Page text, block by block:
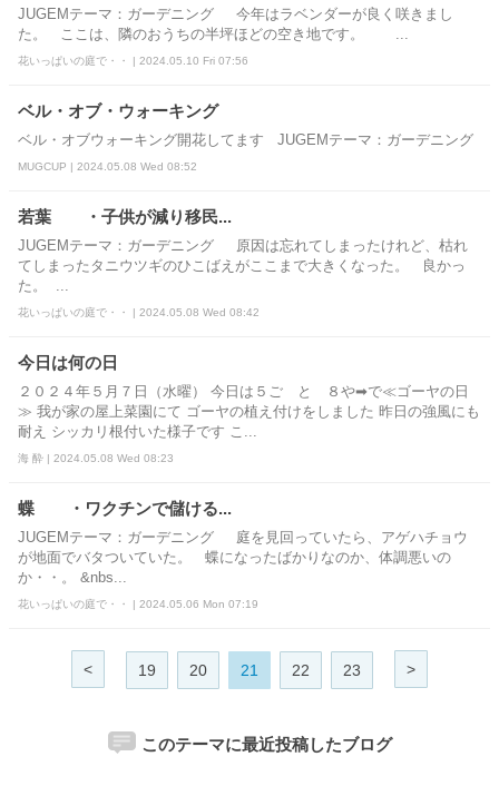
JUGEMテーマ：ガーデニング 今年はラベンダーが良く咲きまし
た。 ここは、隣のおうちの半坪ほどの空き地です。 ...
花いっぱいの庭で・・ | 2024.05.10 Fri 07:56
ベル・オブ・ウォーキング
ベル・オブウォーキング開花してます JUGEMテーマ：ガーデニング
MUGCUP | 2024.05.08 Wed 08:52
若葉 ・子供が減り移民...
JUGEMテーマ：ガーデニング 原因は忘れてしまったけれど、枯れ
てしまったタニウツギのひこばえがここまで大きくなった。 良かっ
た。 ...
花いっぱいの庭で・・ | 2024.05.08 Wed 08:42
今日は何の日
２０２４年５月７日（水曜） 今日は５ご と ８や➡で≪ゴーヤの日
≫ 我が家の屋上菜園にて ゴーヤの植え付けをしました 昨日の強風にも
耐え シッカリ根付いた様子です こ...
海 酔 | 2024.05.08 Wed 08:23
蝶 ・ワクチンで儲ける...
JUGEMテーマ：ガーデニング 庭を見回っていたら、アゲハチョウ
が地面でバタついていた。 蝶になったばかりなのか、体調悪いの
か・・。 &nbs...
花いっぱいの庭で・・ | 2024.05.06 Mon 07:19
< 19 20 21 22 23 >
このテーマに最近投稿したブログ